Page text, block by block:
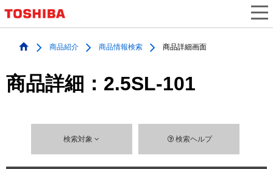
商品紹介 商品情報検索 商品詳細画面
商品詳細：2.5SL-101
検索対象 検索ヘルプ